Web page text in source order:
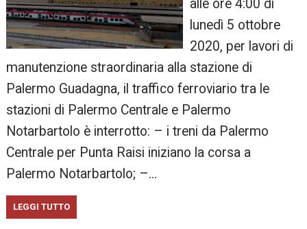
alle ore 4:00 di
lunedì 5 ottobre
2020, per lavori di
manutenzione straordinaria alla stazione di
Palermo Guadagna, il traffico ferroviario tra le
stazioni di Palermo Centrale e Palermo
Notarbartolo è interrotto: – i treni da Palermo
Centrale per Punta Raisi iniziano la corsa a
Palermo Notarbartolo; –…
LEGGI TUTTO